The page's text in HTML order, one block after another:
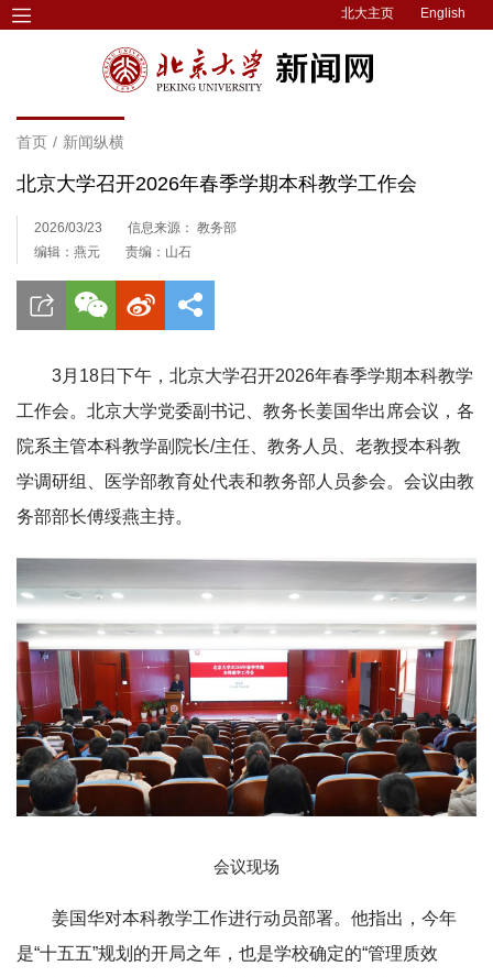
北大主页 English
首页 / 新闻纵横
北京大学召开2026年春季学期本科教学工作会
2026/03/23
信息来源： 教务部
编辑：燕元
责编：山石
3月18日下午，北京大学召开2026年春季学期本科教学
工作会。北京大学党委副书记、教务长姜国华出席会议，各
院系主管本科教学副院长/主任、教务人员、老教授本科教
学调研组、医学部教育处代表和教务部人员参会。会议由教
务部部长傅绥燕主持。
会议现场
姜国华对本科教学工作进行动员部署。他指出，今年
是“十五五”规划的开局之年，也是学校确定的“管理质效